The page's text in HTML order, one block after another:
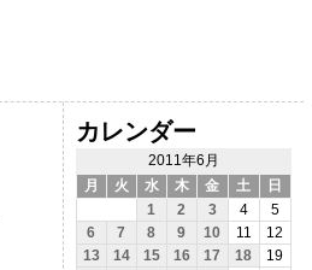
カレンダー
2011年6月
月
火 水 木 金 土 日
1 2 3 4
5
6
7 8 9 10 11
12
13
14 15 16 17 18
19